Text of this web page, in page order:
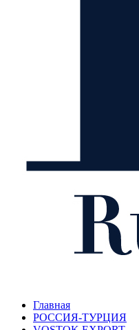
Главная
РОССИЯ-ТУРЦИЯ